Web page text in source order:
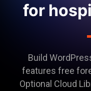
for
Build
features free
Optional Cloud